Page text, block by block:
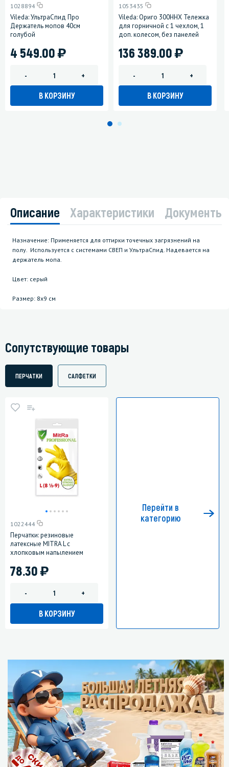
1028894
Vileda: УльтраСпид Про
Держатель мопов 40см
голубой
4 549.00)
- +
В КОРЗИНУ
1053435
Vileda: Ориго 300HHX Тележка
для горничной с 1 чехлом, 1
доп. колесом, без панелей
136 389.00)
- +
В КОРЗИНУ
Описание Характеристики Документы
Назначение: Применяется для оттирки точечных загрязнений на
полу. Используется с системами СВЕП и УльтраСпид. Надевается на
держатель мопа.
Цвет: серый
Размер: 8x9 см
Сопутствующие товары
ПЕРЧАТКИ САЛФЕТКИ
1022444
Перчатки: резиновые
латексные MITRA L с
хлопковым напылением
78.30)
- +
В КОРЗИНУ
Перейти в
категорию